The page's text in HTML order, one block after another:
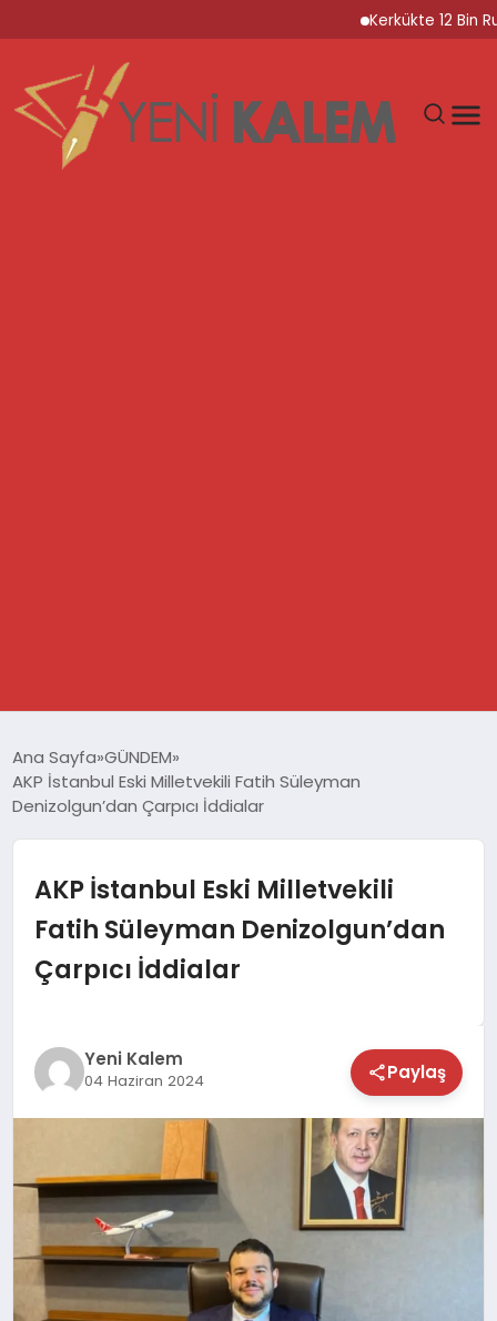
Kerkükte 12 Bin
SPOR
YAŞAM
SAĞLIK
EĞİTİM
Ana Sayfa GÜNDEM
AKP İstanbul Eski Milletvekili Fatih Süleyman
Denizolgun’dan Çarpıcı İddialar
AKP İstanbul Eski Milletvekili
Fatih Süleyman Denizolgun’dan
Çarpıcı İddialar
Yeni Kalem
04 Haziran 2024 Paylaş